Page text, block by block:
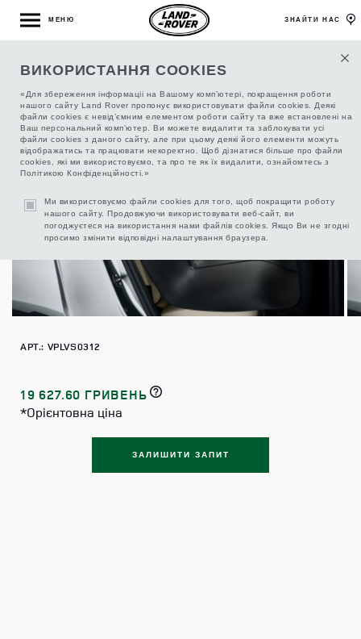
ВИКОРИСТАННЯ COOKIES
«Для збереження інформаціі на Вашому комп’ютері, покращення роботи
нашого сайту Land Rover пропонує використовувати файли cookies. Деякі
файли cookies є невід’ємним елементом роботи сайту та вже встановлені на
Ваш персональний комп’ютер. Ви можете видалити та заблокувати усі
файли cookies з даного сайту, але при цьому деякі його елементи можуть
відображатись та працювати некоректно. Щоб дізнатися більше про файли
cookies, які ми використовуємо, та про те як їх видалити, ознайомтесь з
Політикою Конфіденційності.»
Ми використовуємо файли cookies для того, щоб покращити роботу
нашого сайту. Продовжуючи використовувати веб-сайт, ви
погоджуєтеся на використання нами файлів cookies. Якщо Ви не згодні
просимо змінити відповідні налаштування браузера.
МЕНЮ ЗНАЙТИ НАС
ЧОХОЛ ЗАХИСНИЙ ЗАДНІХ СИДІНЬ
АРТ.: VPLVS0312
19 627.60 ГРИВЕНЬ
*Орієнтовна ціна
ЗАЛИШИТИ ЗАПИТ